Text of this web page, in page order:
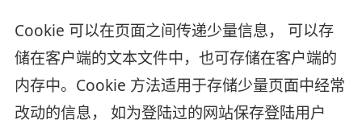
Cookie 可以在页面之间传递少量信息， 可以存
储在客户端的文本文件中，也可存储在客户端的
内存中。Cookie 方法适用于存储少量页面中经常
改动的信息， 如为登陆过的网站保存登陆用户